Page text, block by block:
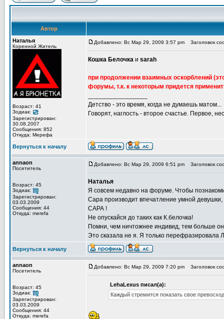
Автор
Наталья
Коренной Житель
Возраст: 41
Зодиак:
Зарегистрирован:
30.08.2007
Сообщения: 852
Откуда: Мерефа
Добавлено: Вс Мар 29, 2009 3:57 pm Заголовок
Кошка Белочка и sarah
при продолжении взаимных оскорблений
форумы, т.к. к некоторым придется
Детство - это время, когда не думаешь матом...
Говорят, наглость - второе счастье. Первое,
Вернуться к началу
annaon
Посетитель
Возраст: 45
Зодиак:
Зарегистрирован:
03.03.2009
Сообщения: 44
Откуда: merefa
Добавлено: Вс Мар 29, 2009 6:51 pm Заголовок
Наталья
Я совсем недавно на форуме. Чтобы
Сара производит впечатление умной девушки,
САРА !
Не опускайся до таких как К.белочка!
Помни, чем ничтожнее индивид, тем больше он
Это сказала не я. Я только перефразировала
Вернуться к началу
annaon
Посетитель
Возраст: 45
Зодиак:
Зарегистрирован:
03.03.2009
Сообщения: 44
Откуда: merefa
Добавлено: Вс Мар 29, 2009 7:20 pm Заголовок
LehaLexus писал(а):
Каждый стремится показать свое